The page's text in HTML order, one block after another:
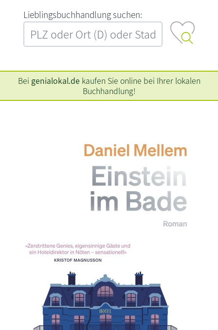
L‍i‍e‍b‍l‍i‍n‍g‍s‍b‍u‍c‍h‍h‍a‍n‍d‍l‍u‍n‍g‍ ‍s‍u‍c‍h‍e‍n‍:‍
Bei genialokal.de kaufen Sie online bei Ihrer lokalen
Buchhandlung!